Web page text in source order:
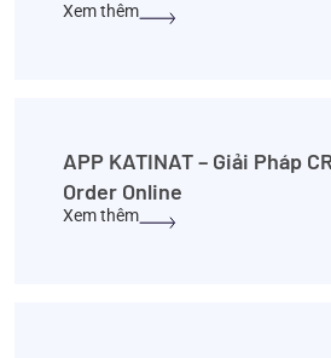
Xem thêm
APP KATINAT – Giải Pháp
Order Online
Xem thêm